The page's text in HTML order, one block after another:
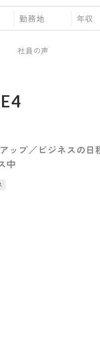
勤務地 年収
社員の声
ップ／ビジネスの
中